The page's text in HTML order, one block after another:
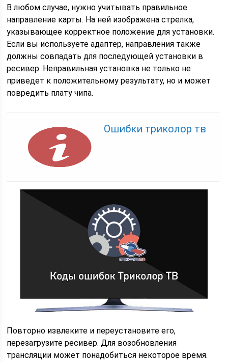
В любом случае, нужно учитывать правильное
направление карты. На ней изображена стрелка,
указывающее корректное положение для установки.
Если вы используете адаптер, направления также
должны совпадать для последующей установки в
ресивер. Неправильная установка не только не
приведет к положительному результату, но и может
повредить плату чипа.
Ошибки триколор тв
Повторно извлеките и переустановите его,
перезагрузите ресивер. Для возобновления
трансляции может понадобиться некоторое время.